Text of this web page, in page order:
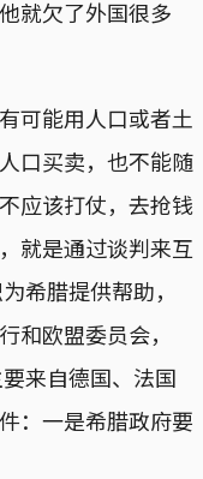
就欠了外国很多
可能用人口或者土
口买卖，也不能随
应该打仗，去抢钱
就是通过谈判来互
希腊提供帮助，
和欧盟委员会，
来自德国、法国
：一是希腊政府要